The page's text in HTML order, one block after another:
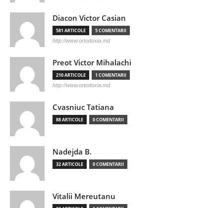
Diacon Victor Casian
581 ARTICOLE 5 COMENTARII
http://www.ortodoxia.md
Preot Victor Mihalachi
210 ARTICOLE 1 COMENTARII
http://www.ortodoxia.md
Cvasniuc Tatiana
88 ARTICOLE 0 COMENTARII
Nadejda B.
32 ARTICOLE 0 COMENTARII
Vitalii Mereutanu